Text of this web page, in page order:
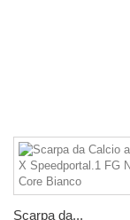
Scarpa da...